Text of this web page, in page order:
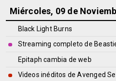
Miércoles, 09 de
Black Light Burns
Streaming completo de
Epitaph cambia de web
Videos inéditos de Avenged